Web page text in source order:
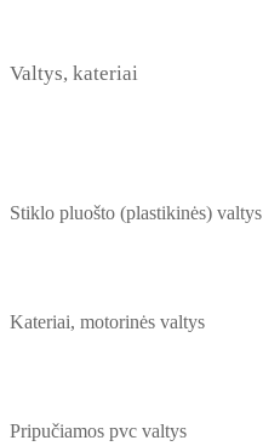
Valtys, kateriai
Stiklo pluošto (plastikinės) valtys
Kateriai, motorinės valtys
Pripučiamos pvc valtys